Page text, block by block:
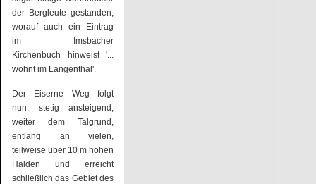
der Bergleute gestanden,
worauf auch ein Eintrag
im Imsbacher
Kirchenbuch hinweist '...
wohnt im Langenthal'.
Der Eiserne Weg folgt
nun, stetig ansteigend,
weiter dem Talgrund,
entlang an vielen,
teilweise über 10 m hohen
Halden und erreicht
schließlich das Gebiet des